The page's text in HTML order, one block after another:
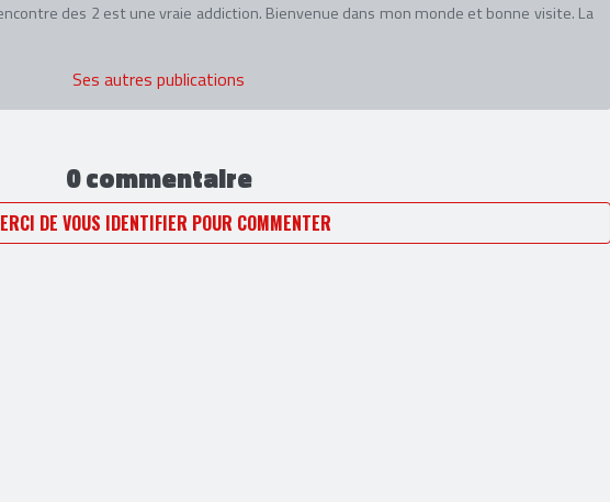
des 2 est une vraie addiction. Bienvenue dans mon monde et bonne visite. La
Ses autres publications
0 commentaire
DE VOUS IDENTIFIER POUR COMMENTER